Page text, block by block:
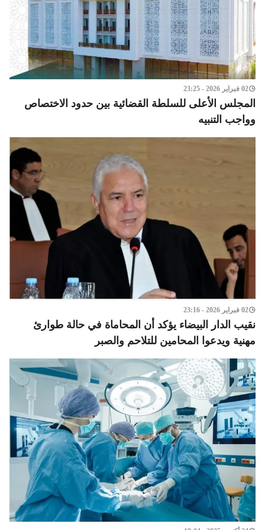
02 فبراير 2026 - 23:25
المجلس الأعلى للسلطة القضائية بين حدود الاختصاص
وواجب التنبيه
02 فبراير 2026 - 23:16
نقيب الدار البيضاء يؤكد أن المحاماة في حالة طوارئ
مهنية ويدعوا المحامين للتلاحم والصبر